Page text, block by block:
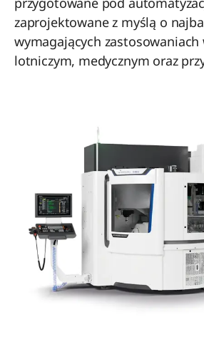
zaprojektowane z myślą o
wymagających zastosowaniach
lotniczym, medycznym oraz